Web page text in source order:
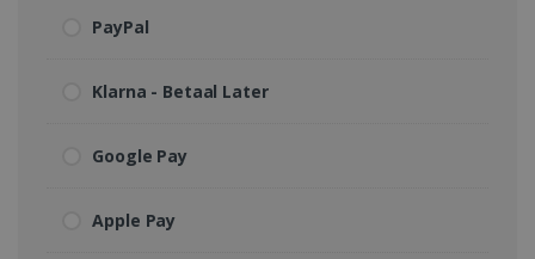
PayPal
Klarna - Betaal Later
Google Pay
Apple Pay